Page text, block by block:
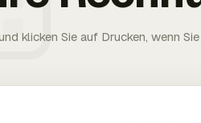
klicken Sie auf Drucken, wenn